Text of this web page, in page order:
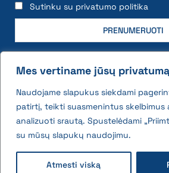
Mes vertiname jūsų privatumą
Naudojame slapukus siekdami
patirtį, teikti suasmenintus skelbimus
analizuoti srautą. Spustelėdami
su mūsų slapukų naudojimu.
Atmesti viską
Sutinku su privatumo politika
2026 © All rights reserved | VĮ
centras
Privatumo politika ir slapukų